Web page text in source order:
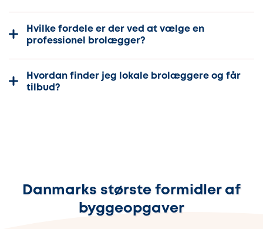
Hvilke fordele er der ved at vælge en
professionel brolægger?
Hvordan finder jeg lokale brolæggere og får
tilbud?
Danmarks største formidler af
byggeopgaver